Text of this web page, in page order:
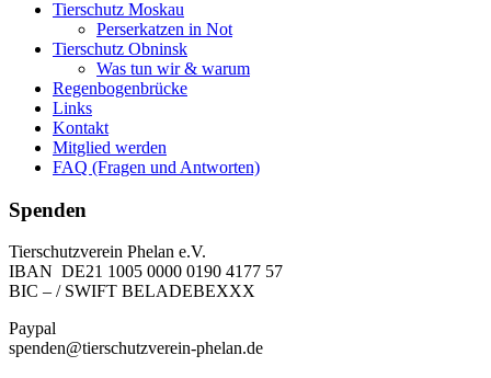
Tierschutz Moskau
Perserkatzen in Not
Tierschutz Obninsk
Was tun wir & warum
Regenbogenbrücke
Links
Kontakt
Mitglied werden
FAQ (Fragen und Antworten)
Spenden
Tierschutzverein Phelan e.V.
IBAN DE21 1005 0000 0190 4177 57
BIC – / SWIFT BELADEBEXXX
Paypal
spenden@tierschutzverein-phelan.de